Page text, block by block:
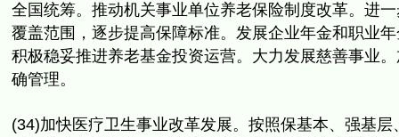
全国统筹。 推动机关事业单位养老保险制度改革。 进
覆盖范围，逐步提高保障标准。 发展企业年金和职业
积极稳妥推进养老基金投资运营。 大力发展慈善事业
确管理。
(34)加快医疗卫生事业改革发展。按照保基本、强基层